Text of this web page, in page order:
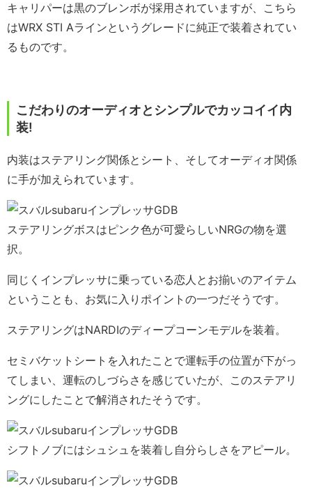
キャリパーは黒のブレンボが採用されていますが、こちら
はWRX STI Aラインというグレードに純正で装着されてい
るものです。
こだわりのオーディオとシンプルでカッコイイ内
装!
内装はステアリング関係とシート、そしてオーディオ関係
に手が加えられています。
ステアリングボスはピンク色が可愛らしいNRGの物を選
択。
同じくインプレッサに乗っている恋人とお揃いのアイテム
ということも、お気に入りポイントの一つだそうです。
ステアリングはNARDIのディープコーンモデルを装着。
セミバケットシートを入れたことで運転手の位置が下がっ
てしまい、運転のしづらさを感じていたが、このステアリ
ングにしたことで解消されたそうです。
シフトノブにはシュシュを装着し自分らしさをアピール。